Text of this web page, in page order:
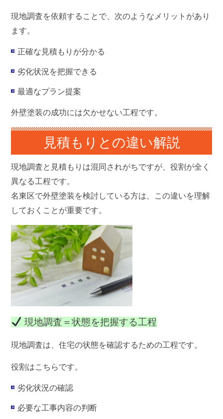
現地調査を依頼することで、次のようなメリットがあり
ます。
正確な見積もりが分かる
劣化状況を把握できる
最適なプラン提案
外壁塗装の成功には欠かせない工程です。
見積もりとの違い解説
現地調査と見積もりは混同されがちですが、役割が全く
異なる工程です。
名東区で外壁塗装を検討している方は、この違いを理解
しておくことが重要です。
現地調査＝状態を把握する工程
現地調査は、住宅の状態を確認するための工程です。
役割はこちらです。
劣化状況の確認
必要な工事内容の判断